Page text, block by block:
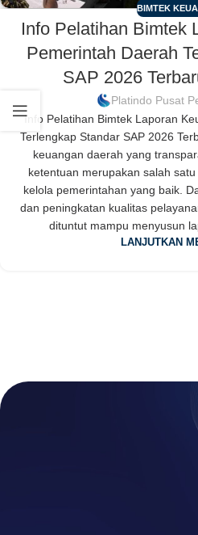
BIMTEK
Info Pelatihan Bimtek
Pemerintah Daerah
SAP 2026
Platindo Pusat
Info Pelatihan Bimtek Laporan
Terlengkap Standar SAP 2026
keuangan daerah yang
ketentuan merupakan salah
kelola pemerintahan yang baik.
dan peningkatan kualitas
dituntut mampu menyusun
LANJUTKAN